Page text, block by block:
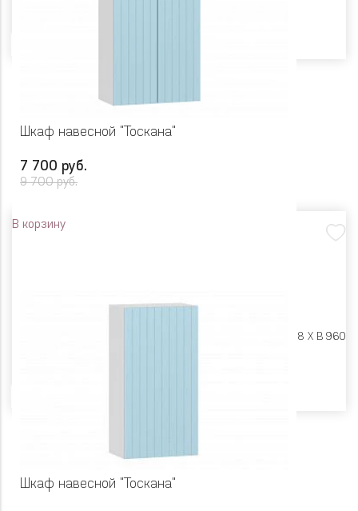
Шкаф навесной "Тоскана"
7 700 руб.
9 700 руб.
В корзину
Ш 600 X Г 318 X В 960
Шкаф навесной "Тоскана"